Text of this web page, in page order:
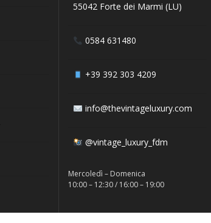
55042 Forte dei Marmi (LU)
0584 631480
+39 392 303 4209
info@thevintageluxury.com
@vintage_luxury_fdm
Mercoledì – Domenica
10:00 – 12:30 / 16:00 – 19:00